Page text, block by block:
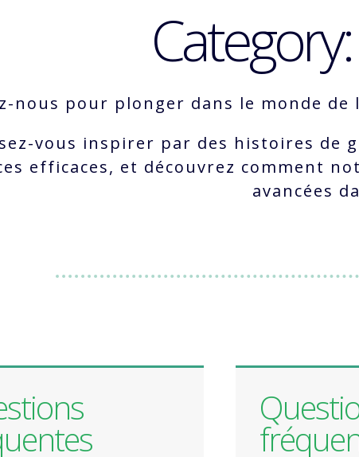
nous pour plonger dans le monde
vous inspirer par des histoires de
efficaces, et découvrez comment
avancées